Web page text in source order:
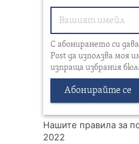
С абонирането си
Post да използва моя
изпраща избрания
Абонирайте се
Нашите правила за
2022